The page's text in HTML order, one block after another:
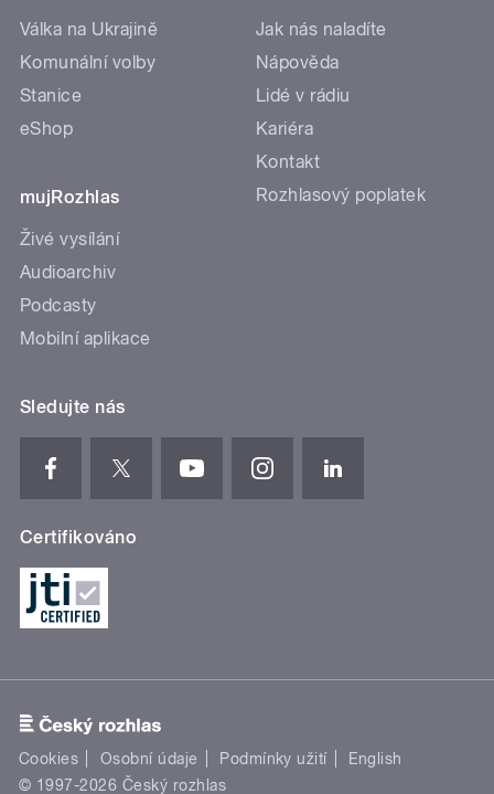
Válka na Ukrajině
Komunální volby
Stanice
eShop
mujRozhlas
Živé vysílání
Audioarchiv
Podcasty
Mobilní aplikace
Jak nás naladíte
Nápověda
Lidé v rádiu
Kariéra
Kontakt
Rozhlasový poplatek
Sledujte nás
Certifikováno
Cookies Osobní údaje Podmínky užití
English
© 1997-2026 Český rozhlas